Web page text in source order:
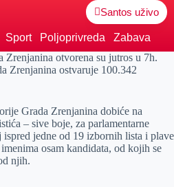
Santos uživo
Sport Poljoprivreda
Zabava
Zrenjanina otvorena su jutros u 7h.
Zrenjanina ostvaruje 100.342
Grada Zrenjanina dobiće na
– sive boje, za parlamentarne
jedne od 19 izbornih lista i plave
osam kandidata, od kojih se
njih.